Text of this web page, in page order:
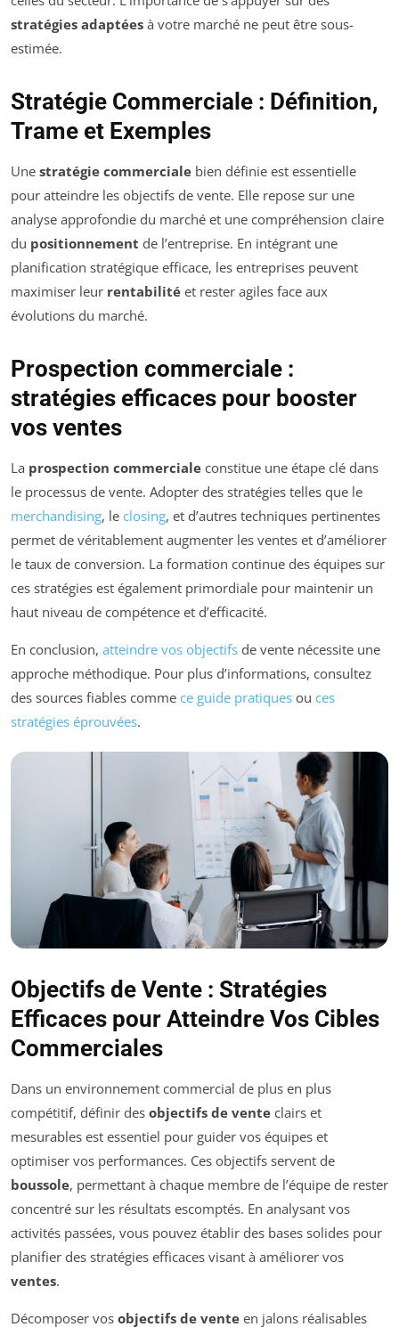
stratégies adaptées à votre marché ne peut être sous-
estimée.
Stratégie Commerciale : Définition,
Trame et Exemples
Une stratégie commerciale bien définie est essentielle
pour atteindre les objectifs de vente. Elle repose sur une
analyse approfondie du marché et une compréhension claire
du positionnement de l’entreprise. En intégrant une
planification stratégique efficace, les entreprises peuvent
maximiser leur rentabilité et rester agiles face aux
évolutions du marché.
Prospection commerciale :
stratégies efficaces pour booster
vos ventes
La prospection commerciale constitue une étape clé dans
le processus de vente. Adopter des stratégies telles que le
merchandising, le closing, et d’autres techniques pertinentes
permet de véritablement augmenter les ventes et d’améliorer
le taux de conversion. La formation continue des équipes sur
ces stratégies est également primordiale pour maintenir un
haut niveau de compétence et d’efficacité.
En conclusion, atteindre vos objectifs de vente nécessite une
approche méthodique. Pour plus d’informations, consultez
des sources fiables comme ce guide pratiques ou ces
stratégies éprouvées.
Objectifs de Vente : Stratégies
Efficaces pour Atteindre Vos Cibles
Commerciales
Dans un environnement commercial de plus en plus
compétitif, définir des objectifs de vente clairs et
mesurables est essentiel pour guider vos équipes et
optimiser vos performances. Ces objectifs servent de
boussole, permettant à chaque membre de l’équipe de rester
concentré sur les résultats escomptés. En analysant vos
activités passées, vous pouvez établir des bases solides pour
planifier des stratégies efficaces visant à améliorer vos
ventes.
Décomposer vos objectifs de vente en jalons réalisables